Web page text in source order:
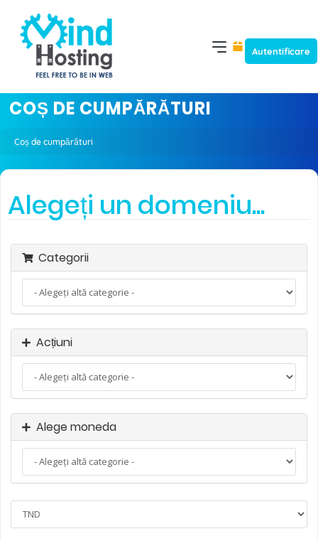
Autentificare
COȘ DE CUMPĂRĂTURI
Coș de cumpărături
Alegeți un domeniu...
Categorii
Acțiuni
Alege moneda